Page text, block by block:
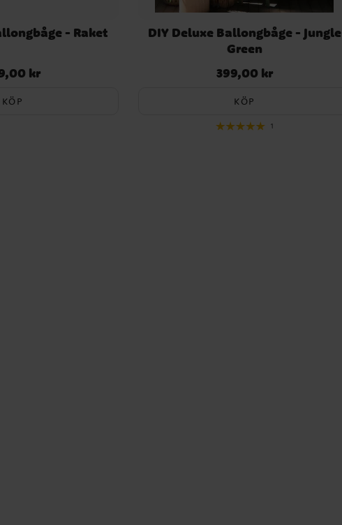
- Raket
349,00 kr
kr
KÖP
DIY Deluxe Ballongbåge - Jungle
Green
Pris:399,00 kr
399,00 kr
KÖP
1